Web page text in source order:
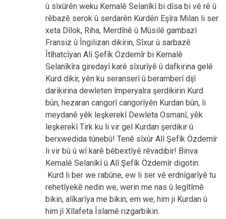
û sîxûrên weku Kemalê Selanîkî bi dîsa bi vê rê û
rêbazê serok û serdarên Kurdên Eşîra Milan li ser
xeta Dîlok, Riha, Merdînê û Mûsilê gambazî
Fransiz û Îngilizan dikirin, Sîxur û sarbazê
Îtîhatcîyan Alî Şefîk Özdemîr bi Kemalê
Selanîkîra giredayî karê sîxurîyê û dafkirina gelê
Kurd dikir, yên ku seranserî û beramberî dijî
darikirina dewleten împeryalra şerdikirin Kurd
bûn, hezaran cangorî cangorîyên Kurdan bûn, li
meydanê yêk leşkerekî Dewleta Osmanî, yêk
leşkerekî Tirk ku li vir gel Kurdan şerdikir û
berxwedida tûnebû! Tenê sîxûr Alî Şefîk Özdemîr
li vir bû û wî karê bêbextîyê rêvadibir! Binva
Kemalê Selanîkî û Alî Şefîk Özdemîr digotin:
Kurd li ber we rabûne, ew li ser vê erdnîgarîyê tu
rehetîyekê nedin we, werin me nas û legîtîmê
bikin, alîkarîya me bikin; em we; him ji Kurdan û
him jî Xîlafeta Îslamê rizgarbikin.